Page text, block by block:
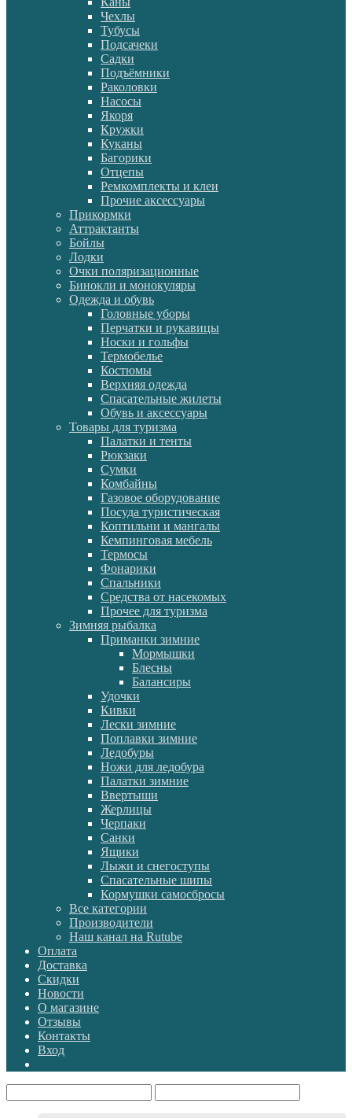
Чехлы
Тубусы
Подсачеки
Садки
Подъёмники
Раколовки
Насосы
Якоря
Кружки
Куканы
Багорики
Отцепы
Ремкомплекты и клеи
Прочие аксессуары
Прикормки
Аттрактанты
Бойлы
Лодки
Очки поляризационные
Бинокли и монокуляры
Одежда и обувь
Головные уборы
Перчатки и рукавицы
Носки и гольфы
Термобелье
Костюмы
Верхняя одежда
Спасательные жилеты
Обувь и аксессуары
Товары для туризма
Палатки и тенты
Рюкзаки
Сумки
Комбайны
Газовое оборудование
Посуда туристическая
Коптильни и мангалы
Кемпинговая мебель
Термосы
Фонарики
Спальники
Средства от насекомых
Прочее для туризма
Зимняя рыбалка
Приманки зимние
Мормышки
Блесны
Балансиры
Удочки
Кивки
Лески зимние
Поплавки зимние
Ледобуры
Ножи для ледобура
Палатки зимние
Ввертыши
Жерлицы
Черпаки
Санки
Ящики
Лыжи и снегоступы
Спасательные шипы
Кормушки самосбросы
Все категории
Производители
Наш канал на Rutube
Оплата
Доставка
Скидки
Новости
О магазине
Отзывы
Контакты
Вход